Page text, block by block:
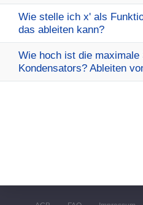
Wie stelle ich x' als
das ableiten kann?
Wie hoch ist die maximale
Kondensators? Ableiten